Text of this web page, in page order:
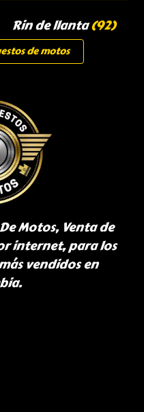
Rin de llanta(92)
de motos
Motos, Venta de
internet, para los
vendidos en